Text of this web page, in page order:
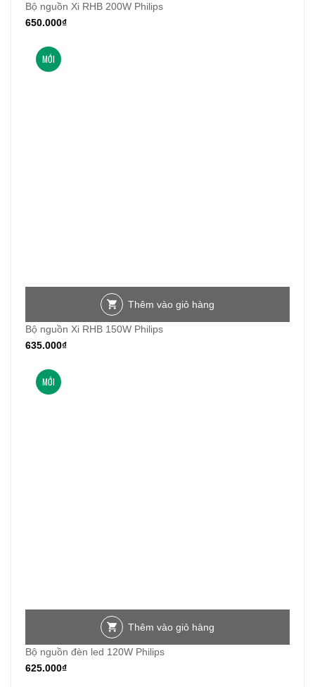
Bộ nguồn Xi RHB 200W Philips
650.000₫
MỚI
Thêm vào giỏ hàng
Bộ nguồn Xi RHB 150W Philips
635.000₫
MỚI
Thêm vào giỏ hàng
Bộ nguồn đèn led 120W Philips
625.000₫